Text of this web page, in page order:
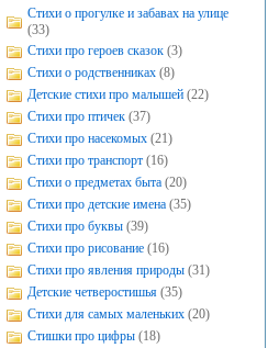
Стихи о прогулке и забавах на улице
(33)
Стихи про героев сказок (3)
Стихи о родственниках (8)
Детские стихи про малышей (22)
Стихи про птичек (37)
Стихи про насекомых (21)
Стихи про транспорт (16)
Стихи о предметах быта (20)
Стихи про детские имена (35)
Стихи про буквы (39)
Стихи про рисование (16)
Стихи про явления природы (31)
Детские четверостишья (35)
Стихи для самых маленьких (20)
Стишки про цифры (18)